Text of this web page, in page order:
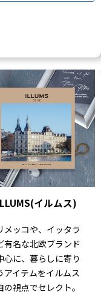
イルムス)
メッコや、イッタラ
有名な北欧ブランド
心に、暮らしに寄り
アイテムをイルムス
の視点でセレクト。